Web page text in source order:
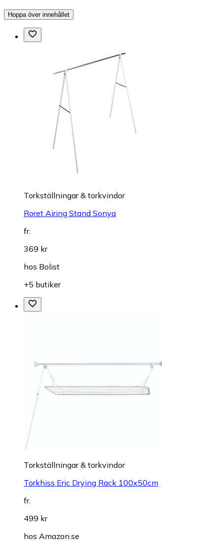
Hoppa över innehållet
Torkställningar & torkvindor
Roret Airing Stand Sonya
fr.
369 kr
hos Bolist
+5 butiker
Torkställningar & torkvindor
Torkhiss Eric Drying Rack 100x50cm
fr.
499 kr
hos Amazon.se